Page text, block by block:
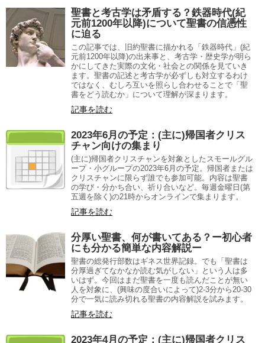
聖書と考古学は矛盾する？鉄器時代(紀
元前1200年以降)について聖書の信憑性
に迫る
この記事では、旧約聖書に描かれる「鉄器時代」(紀
元前1200年以降)の出来事と、考古学・歴史学が明ら
かにしてきた実際の文化・社会との関係を見ていき
ます。聖書の記述と考古学が必ずしも対立するわけ
ではなく、むしろ互いを照らし合わせることで「聖
書をどう読むか」について理解が深まります。
記事を読む
2023年6月の予定：(主に)帰国者クリス
チャン向けの集まり
(主に)帰国者クリスチャンを対象としたスモールグル
ープ・小グループの2023年6月の予定。帰国者または
クリスチャンに限らず誰でも参加可能。内容は聖書
の学び・分かち合い、祈り合いなど。毎週金曜日(第
五週を除く)の21時からオンラインで集まります。
記事を読む
分厚い聖書、何が書いてある？ー初心者
にも分かる簡単な内容解説ー
聖書の総発行部数はギネス世界記録。でも「聖書は
分厚過ぎてなかなか読む気がしない」という人は多
いはず。今回はまだ聖書を一度も読んだことが無い
人を対象に、(興味の度合いによって)2-3分から20-30
分で一気に読み切れる聖書の内容解説を試みます。
記事を読む
2023年4月の予定：(主に)帰国者クリス